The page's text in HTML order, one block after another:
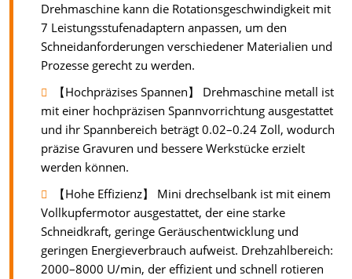
Drehmaschine kann die Rotationsgeschwindigkeit mit
7 Leistungsstufenadaptern anpassen, um den
Schneidanforderungen verschiedener Materialien und
Prozesse gerecht zu werden.
【Hochpräzises Spannen】 Drehmaschine metall ist
mit einer hochpräzisen Spannvorrichtung ausgestattet
und ihr Spannbereich beträgt 0.02–0.24 Zoll, wodurch
präzise Gravuren und bessere Werkstücke erzielt
werden können.
【Hohe Effizienz】 Mini drechselbank ist mit einem
Vollkupfermotor ausgestattet, der eine starke
Schneidkraft, geringe Geräuschentwicklung und
geringen Energieverbrauch aufweist. Drehzahlbereich:
2000–8000 U/min, der effizient und schnell rotieren